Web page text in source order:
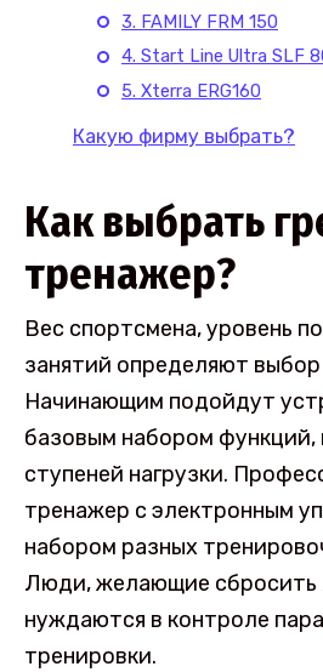
3. FAMILY FRM 150
4. Start Line Ultra SLF
5. Xterra ERG160
Какую фирму выбрать?
Как выбрать
тренажер?
Вес спортсмена, уровень
занятий определяют
Начинающим подойдут
базовым набором функций,
ступеней нагрузки.
тренажер с электронным
набором разных
Люди, желающие сбросить
нуждаются в контроле
тренировки.